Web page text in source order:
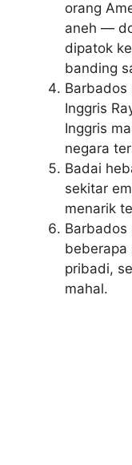
orang
aneh —
dipatok
banding
Barbados
Inggris
Inggris
negara
Badai
sekitar
menarik
Barbados
beberapa
pribadi,
mahal.